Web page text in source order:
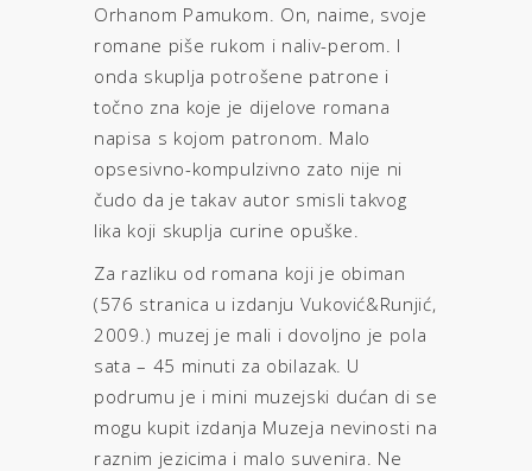
Orhanom Pamukom. On, naime, svoje
romane piše rukom i naliv-perom. I
onda skuplja potrošene patrone i
točno zna koje je dijelove romana
napisa s kojom patronom. Malo
opsesivno-kompulzivno zato nije ni
čudo da je takav autor smisli takvog
lika koji skuplja curine opuške.
Za razliku od romana koji je obiman
(576 stranica u izdanju Vuković&Runjić,
2009.) muzej je mali i dovoljno je pola
sata – 45 minuti za obilazak. U
podrumu je i mini muzejski dućan di se
mogu kupit izdanja Muzeja nevinosti na
raznim jezicima i malo suvenira. Ne